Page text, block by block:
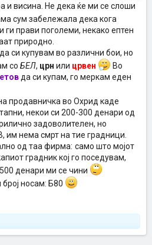
и висина. Не дека ќе ми се слоши
сум забележала дека кога
ги прави поголеми, некако ептен
природно.
си купувам во различни бои, но
со БЕЛ, црн или црвен
Во
да си купам, го меркам еден
продавничка во Охрид каде
некои си 200-300 денари од
задоволителен, но
им нема смрт на тие градници.
од таа фирма: само што мојот
градник кој го поседувам,
денари ми се чини
носам: Б80